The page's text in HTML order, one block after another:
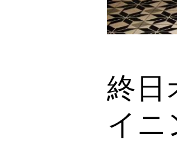
終日
イニ